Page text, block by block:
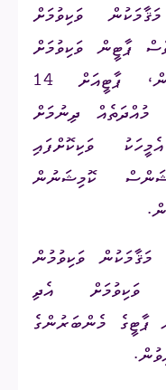
ވަކިވުމަށް
ޕާޓީން ވަކިވުމަށް
ޕާޓީއަށް
14
މުއްދަތެއް ދިނުމަށް
ވަކިކޮށްފައި
ކޮމިޝަނުން
ވަކިވުމުން
ވަކިވުމަށް އެދި
ޕާޓީގެ މެންބަރުންގެ